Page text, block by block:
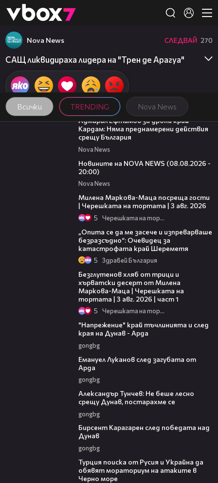
👾
Всички TRENDING Nova News
Nova News СЛЕДВАЙ 270
САЩ ликвидираха лидера на "Трен де Арагуа"
01:48
Адмирал Ефтимов за дрона край
Кардам: Няма преднамерени действия
срещу България
Nova News
Новините на NOVA NEWS (08.08.2026 -
20:00)
Nova News
Милена Маркова-Маца посреща гости
| Черешката на тортата | 3 авг. 2026
5 Черешката на тортата
„Опита се да ме засече и изпреварваше
безразсъдно“: Очевидец за
катастрофата край Шереметя
5 Здравей България
Безглутенов хляб от трици и
хърватски десерт от Милена
Маркова-Маца | Черешката на
тортата | 3 авг. 2026 | част 1
5 Черешката на тортата
"Напрежение" край тъчлинията и след
края на Дунав - Арда
gongbg
Емануел Луканов след загубата от
Арда
gongbg
Александър Тунчев: Не беше лесно
срещу Дунав, постарахме се
gongbg
Бирсент Карагарен след победата над
Дунав
gongbg
Турция поиска от Русия и Украйна да
обявят мораториум на атаките в
Черно море